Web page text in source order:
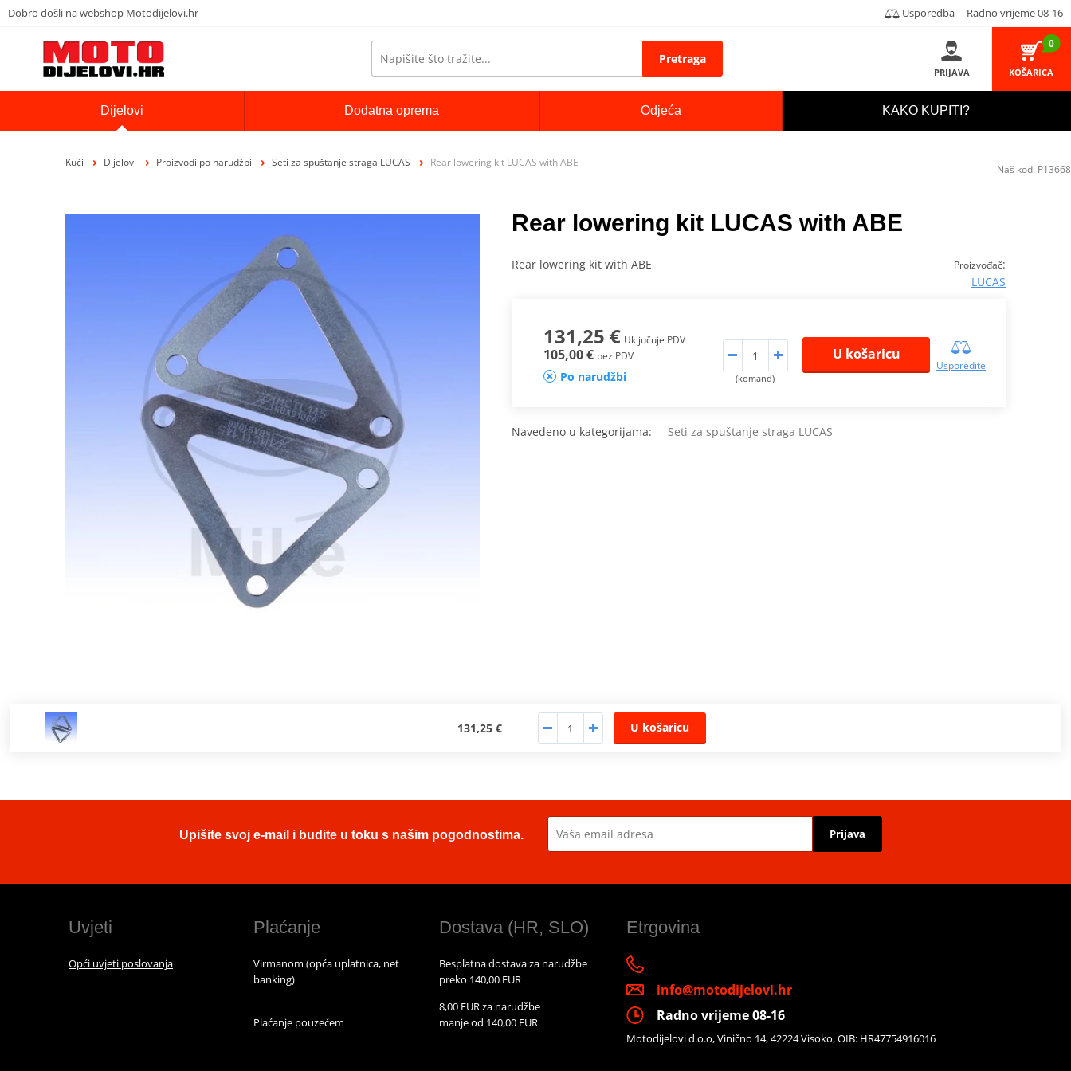
Dobro došli na webshop Motodijelovi.hr Usporedba Radno vrijeme 08-16
Pretraga
PRIJAVA
0
KOŠARICA
Dijelovi Dodatna oprema Odjeća KAKO KUPITI?
Kući Dijelovi Proizvodi po narudžbi Seti za spuštanje straga LUCAS Rear lowering kit LUCAS with ABE
Rear lowering kit LUCAS with ABE
Proizvođač:
LUCAS
Rear lowering kit with ABE
131,25 € Uključuje PDV
105,00 € bez PDV
Po narudžbi (komand)
U košaricu
Usporedite
Navedeno u kategorijama: Seti za spuštanje straga LUCAS
131,25 € U košaricu
Naš kod: P13668
Upišite svoj e-mail i budite u toku s našim pogodnostima. Prijava
Uvjeti
Opći uvjeti poslovanja
Plaćanje
Virmanom (opća uplatnica, net
banking)
Plaćanje pouzećem
Dostava (HR, SLO)
Besplatna dostava za narudžbe
preko 140,00 EUR
8,00 EUR za narudžbe
manje od 140,00 EUR
Etrgovina
info@motodijelovi.hr
Radno vrijeme 08-16
Motodijelovi d.o.o, Vinično 14, 42224 Visoko, OIB: HR47754916016